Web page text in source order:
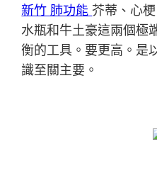
新竹 肺功能 芥蒂、心
水瓶和牛土豪這兩個極
衡的工具。要更高。是
識至關主要。